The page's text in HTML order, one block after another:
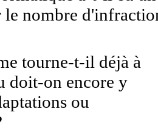
nombre
tourne-t-il déjà à
doit-on encore y
ou